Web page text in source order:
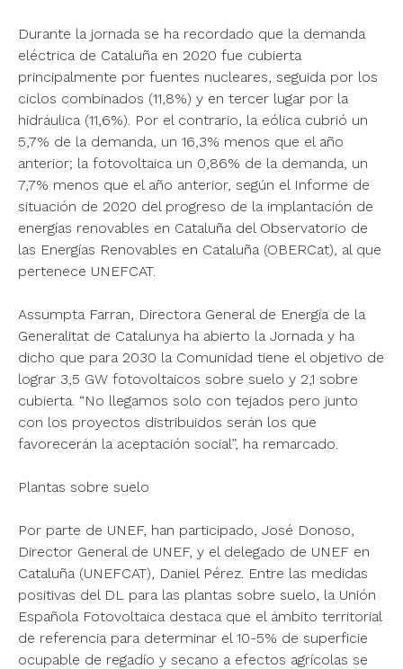
Durante la jornada se ha recordado que la demanda
eléctrica de Cataluña en 2020 fue cubierta
principalmente por fuentes nucleares, seguida por los
ciclos combinados (11,8%) y en tercer lugar por la
hidráulica (11,6%). Por el contrario, la eólica cubrió un
5,7% de la demanda, un 16,3% menos que el año
anterior; la fotovoltaica un 0,86% de la demanda, un
7,7% menos que el año anterior, según el Informe de
situación de 2020 del progreso de la implantación de
energías renovables en Cataluña del Observatorio de
las Energías Renovables en Cataluña (OBERCat), al que
pertenece UNEFCAT.
Assumpta Farran, Directora General de Energía de la
Generalitat de Catalunya ha abierto la Jornada y ha
dicho que para 2030 la Comunidad tiene el objetivo de
lograr 3,5 GW fotovoltaicos sobre suelo y 2,1 sobre
cubierta. “No llegamos solo con tejados pero junto
con los proyectos distribuidos serán los que
favorecerán la aceptación social”, ha remarcado.
Plantas sobre suelo
Por parte de UNEF, han participado, José Donoso,
Director General de UNEF, y el delegado de UNEF en
Cataluña (UNEFCAT), Daniel Pérez. Entre las medidas
positivas del DL para las plantas sobre suelo, la Unión
Española Fotovoltaica destaca que el ámbito territorial
de referencia para determinar el 10-5% de superficie
ocupable de regadío y secano a efectos agrícolas se